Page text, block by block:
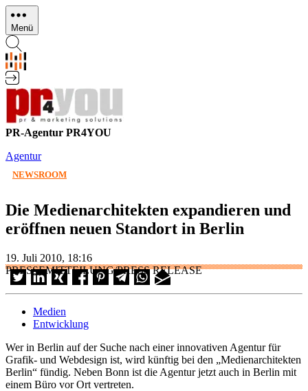
Direkt
zum
Inhalt
Menü
PR-Agentur PR4YOU
Agentur
NEWSROOM
Die Medienarchitekten expandieren und
eröffnen neuen Standort in Berlin
19. Juli 2010, 18:16
PRESSEMITTEILUNG/PRESS RELEASE
Medien
Entwicklung
Wer in Berlin auf der Suche nach einer innovativen Agentur für
Grafik- und Webdesign ist, wird künftig bei den „Medienarchitekten
Berlin“ fündig. Neben Bonn ist die Agentur jetzt auch in Berlin mit
einem Büro vor Ort vertreten.